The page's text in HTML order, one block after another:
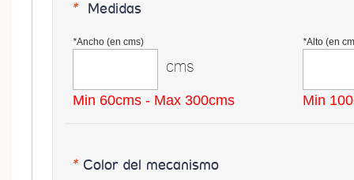
* Medidas
*Ancho (en cms)
cms
Min 60cms - Max 300cms
*Alto (en
Min
* Color del mecanismo